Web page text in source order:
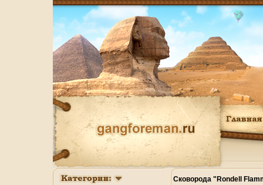
Сковорода "Rondell